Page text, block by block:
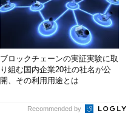
ブロックチェーンの実証実験に取
り組む国内企業20社の社名が公
開、その利用用途とは
Recommended by